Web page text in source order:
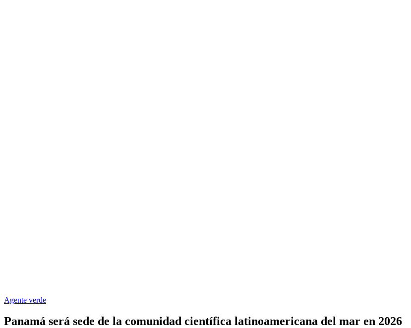
Agente verde
Panamá será sede de la comunidad científica latinoamericana del mar en 2026